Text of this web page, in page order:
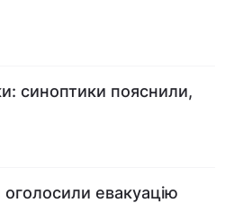
синоптики пояснили,
евакуацію